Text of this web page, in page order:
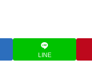
LINE